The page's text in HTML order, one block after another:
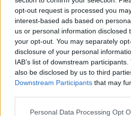
opt-out request is processed you
interest-based ads based on
us or personal information disclosed
your opt-out. You may separately
disclosure of your personal
IAB’s list of downstream
also be disclosed by us to third
Downstream Participants that may
Personal Data Processing Opt
ASAE deteta infrações
a estações de